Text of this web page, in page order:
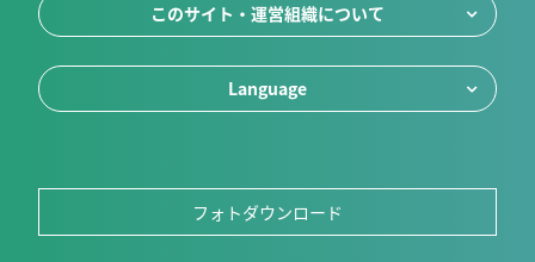
このサイト・運営組織について
Language
フォトダウンロード